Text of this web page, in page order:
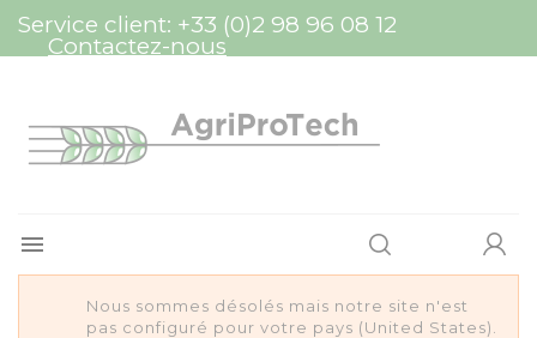
Service client: +33 (0)2 98 96 08 12
Contactez-nous

Nous sommes désolés mais notre site n'est
pas configuré pour votre pays (United States).
Panneau de gestion des cookies